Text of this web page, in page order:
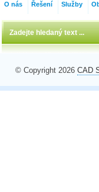
O nás Řešení Služby
© Copyright 2026 CAD